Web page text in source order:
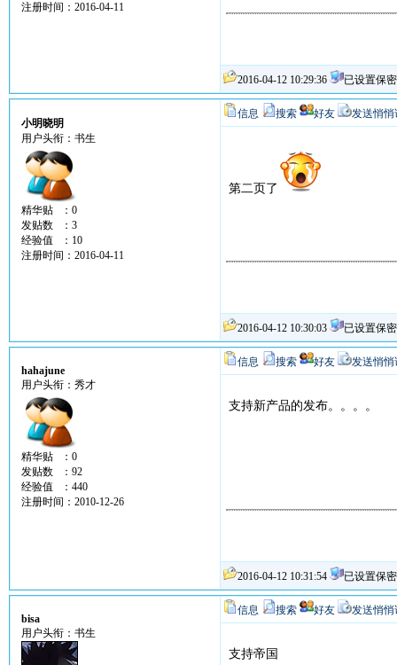
注册时间：2016-04-11
2016-04-12 10:29:36 已设置保密
小明晓明
用户头衔：书生
精华贴 ：0
发贴数 ：3
经验值 ：10
注册时间：2016-04-11
信息 搜索 好友 发送悄悄
第二页了
2016-04-12 10:30:03 已设置保密
hahajune
用户头衔：秀才
精华贴 ：0
发贴数 ：92
经验值 ：440
注册时间：2010-12-26
信息 搜索 好友 发送悄悄
支持新产品的发布。。。。
2016-04-12 10:31:54 已设置保密
bisa
用户头衔：书生
信息 搜索 好友 发送悄悄
支持帝国